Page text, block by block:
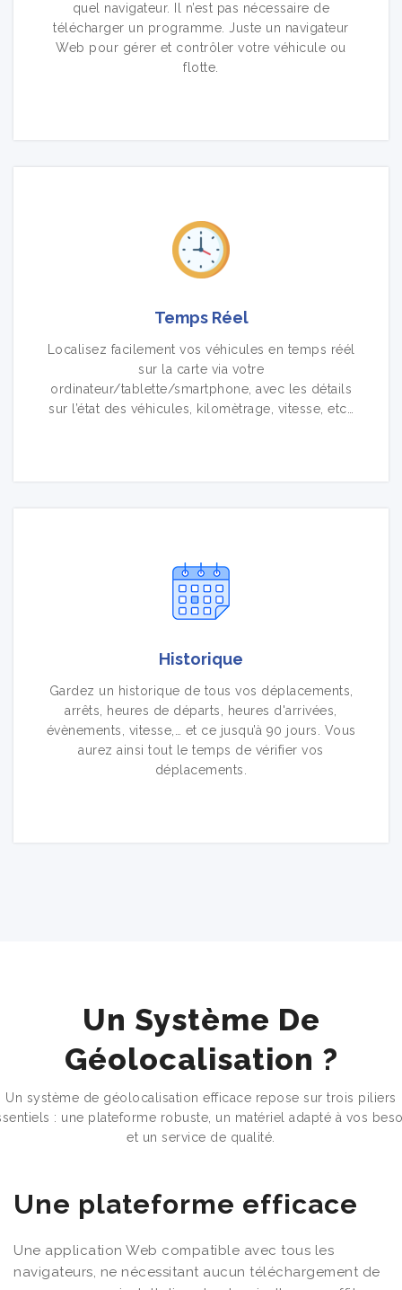
quel navigateur. Il n’est pas nécessaire de
télécharger un programme. Juste un navigateur
Web pour gérer et contrôler votre véhicule ou
flotte.
Temps Réel
Localisez facilement vos véhicules en temps réél
sur la carte via votre
ordinateur/tablette/smartphone, avec les détails
sur l’état des véhicules, kilomètrage, vitesse, etc…
Historique
Gardez un historique de tous vos déplacements,
arrêts, heures de départs, heures d'arrivées,
évènements, vitesse,… et ce jusqu’à 90 jours. Vous
aurez ainsi tout le temps de vérifier vos
déplacements.
Un Système De
Géolocalisation ?
Un système de géolocalisation efficace repose sur trois piliers
: une plateforme robuste, un matériel adapté à vos
et un service de qualité.
Une plateforme efficace
Une application Web compatible avec tous les
navigateurs, ne nécessitant aucun téléchargement de